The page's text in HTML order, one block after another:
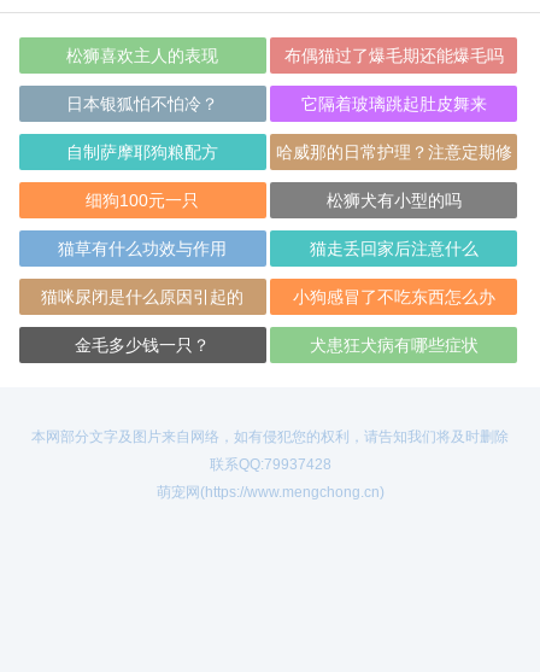
松狮喜欢主人的表现 布偶猫过了爆毛期还能爆毛吗
日本银狐怕不怕冷？ 它隔着玻璃跳起肚皮舞来
自制萨摩耶狗粮配方
哈威那的日常护理？注意定期修
剪指甲
细狗100元一只 松狮犬有小型的吗
猫草有什么功效与作用 猫走丢回家后注意什么
猫咪尿闭是什么原因引起的 小狗感冒了不吃东西怎么办
金毛多少钱一只？ 犬患狂犬病有哪些症状
本网部分文字及图片来自网络，如有侵犯您的权利，请告知我们将及时删除
联系QQ:79937428
萌宠网(https://www.mengchong.cn)